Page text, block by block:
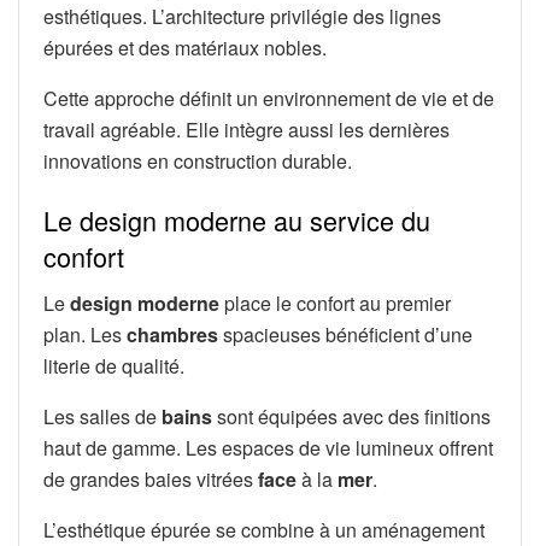
esthétiques. L’architecture privilégie des lignes
épurées et des matériaux nobles.
Cette approche définit un environnement de vie et de
travail agréable. Elle intègre aussi les dernières
innovations en construction durable.
Le design moderne au service du
confort
Ledesign moderneplace le confort au premier
plan. Leschambresspacieuses bénéficient d’une
literie de qualité.
Les salles de bainssont équipées avec des finitions
haut de gamme. Les espaces de vie lumineux offrent
de grandes baies vitréesfaceà la mer.
L’esthétique épurée se combine à un aménagement